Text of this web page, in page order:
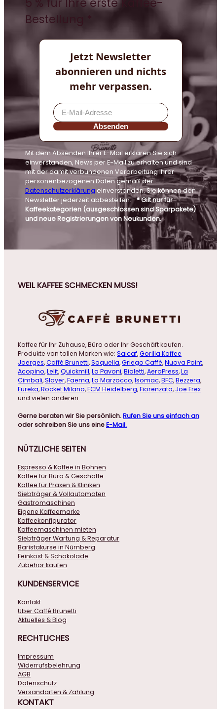
5 % für Ihre erste Kaffee-
Bestellung *
Jetzt Newsletter
abonnieren und nichts
mehr verpassen.
Absenden
Mit dem Absenden Ihrer E-Mail erklären Sie sich
einverstanden, News per E-Mail zu erhalten und sind
mit der damit verbundenen Verarbeitung Ihrer
personenbezogenen Daten gemäß der
Datenschutzerklärung einverstanden. Sie können den
Newsletter jederzeit abbestellen.* Gilt nur für
Kaffeekategorien (ausgeschlossen sind Sparpakete)
und neue Registrierungen von Neukunden.
WEIL KAFFEE SCHMECKEN MUSS!
Kaffee für Ihr Zuhause, Büro oder Ihr Geschäft kaufen.
Produkte von tollen Marken wie: Saicaf,Gorilla Kaffee
Joerges,Caffé Brunetti,Saquella,Griego Caffé,Nuova Point,
Acopino,Lelit,Quickmill,La Pavoni,Bialetti,AeroPress,La
Cimbali,Slayer,Faema,La Marzocco,Isomac,BFC,Bezzera,
Eureka,Rocket Milano,ECM Heidelberg,Fiorenzato, Joe Frex
und vielen anderen.
Gerne beraten wir Sie persönlich.Rufen Sie uns einfach an
oder schreiben Sie uns eineE-Mail.
NÜTZLICHE SEITEN
Espresso & Kaffee in Bohnen
Kaffee für Büro & Geschäfte
Kaffee für Praxen & Kliniken
Siebträger & Vollautomaten
Gastromaschinen
Eigene Kaffeemarke
Kaffeekonfigurator
Kaffeemaschinen mieten
Siebträger Wartung & Reparatur
Baristakurse in Nürnberg
Feinkost & Schokolade
Zubehör kaufen
KUNDENSERVICE
Kontakt
Über Caffé Brunetti
Aktuelles & Blog
RECHTLICHES
Impressum
Widerrufsbelehrung
AGB
Datenschutz
Versandarten & Zahlung
KONTAKT